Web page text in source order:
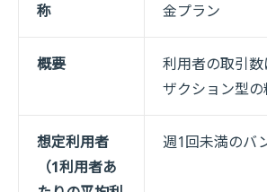
称
金プラン
概要
利用者の取引
ザクション型
想定利用者
（1利用者あ
週1回未満のバ